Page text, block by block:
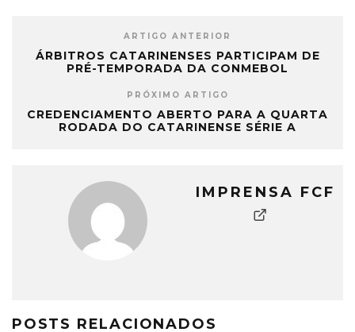
ARTIGO ANTERIOR
ÁRBITROS CATARINENSES PARTICIPAM DE
PRÉ-TEMPORADA DA CONMEBOL
PRÓXIMO ARTIGO
CREDENCIAMENTO ABERTO PARA A QUARTA
RODADA DO CATARINENSE SÉRIE A
IMPRENSA FCF
POSTS RELACIONADOS